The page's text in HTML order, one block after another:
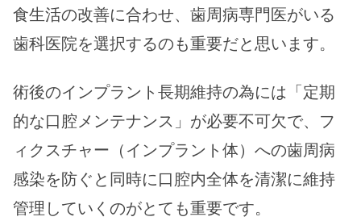
食生活の改善に合わせ、歯周病専門医がいる
歯科医院を選択するのも重要だと思います。
術後のインプラント長期維持の為には「定期
的な口腔メンテナンス」が必要不可欠で、フ
ィクスチャー（インプラント体）への歯周病
感染を防ぐと同時に口腔内全体を清潔に維持
管理していくのがとても重要です。